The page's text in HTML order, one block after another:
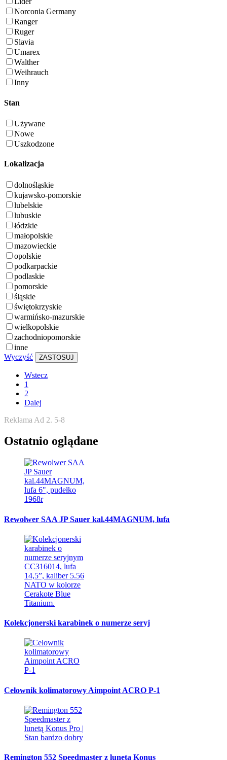
Norconia Germany
Ranger
Ruger
Slavia
Umarex
Walther
Weihrauch
Inny
Stan
Używane
Nowe
Uszkodzone
Lokalizacja
dolnośląskie
kujawsko-pomorskie
lubelskie
lubuskie
łódzkie
małopolskie
mazowieckie
opolskie
podkarpackie
podlaskie
pomorskie
śląskie
świętokrzyskie
warmińsko-mazurskie
wielkopolskie
zachodniopomorskie
inne
Wyczyść
ZASTOSUJ
Wstecz
1
2
Dalej
Reklama Ad 2. 5-8
Ostatnio oglądane
Rewolwer SAA JP Sauer kal.44MAGNUM, lufa
Kolekcjonerski karabinek o numerze seryj
Celownik kolimatorowy Aimpoint ACRO P-1
Remington 552 Speedmaster z lunetą Konus